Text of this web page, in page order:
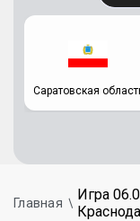
Саратовская
Главная
Игра